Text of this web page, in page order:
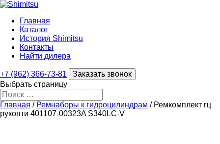
Главная
Каталог
История Shimitsu
Контакты
Найти дилера
+7 (962) 366-73-81
Заказать звонок
Выбрать страницу
Главная / Ремнаборы к гидроцилиндрам / Ремкомплект гц
рукояти 401107-00323A S340LC-V